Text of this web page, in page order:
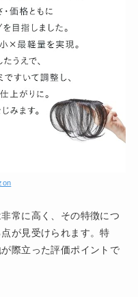
常に高く、その特徴につ
が見受けられます。特
際立った評価ポイントで